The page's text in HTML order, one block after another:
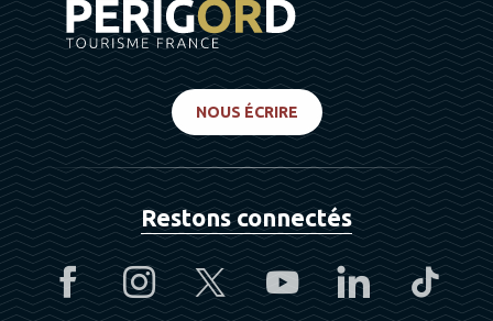
NOUS ÉCRIRE
Restons connectés